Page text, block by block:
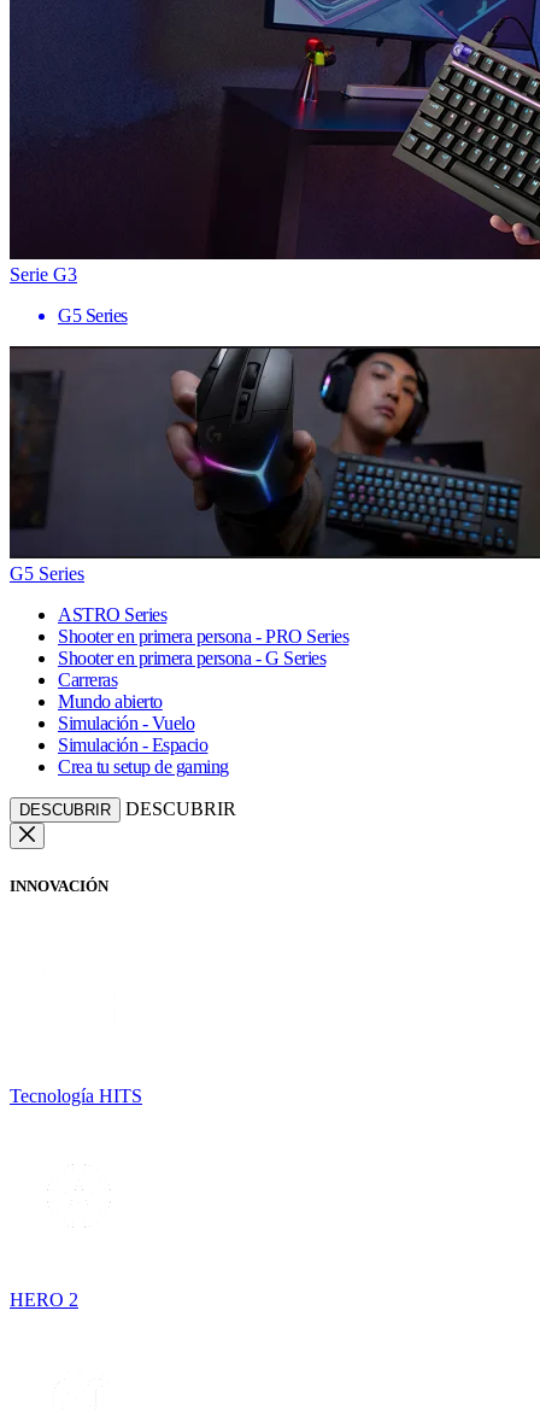
Serie G3
G5 Series
G5 Series
ASTRO Series
Shooter en primera persona - PRO Series
Shooter en primera persona - G Series
Carreras
Mundo abierto
Simulación - Vuelo
Simulación - Espacio
Crea tu setup de gaming
DESCUBRIR DESCUBRIR
INNOVACIÓN
Tecnología HITS
HERO 2